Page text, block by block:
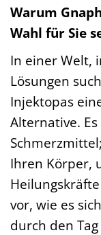
Warum
Wahl für Sie
In einer Welt,
Lösungen
Injektopas
Alternative.
Ihren Körper,
vor, wie es
durch den